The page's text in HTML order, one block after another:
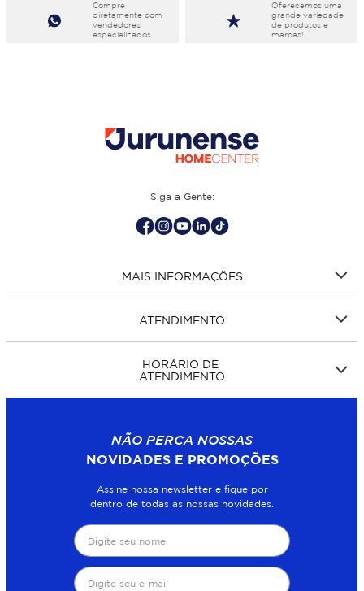
Compre
diretamente com
vendedores
especializados
Oferecemos uma
grande variedade
de produtos e
marcas!
Siga a Gente:
MAIS INFORMAÇÕES
ATENDIMENTO
HORÁRIO DE
ATENDIMENTO
NÃO PERCA NOSSAS
NOVIDADES E PROMOÇÕES
Assine nossa newsletter e fique por
dentro de todas as nossas novidades.